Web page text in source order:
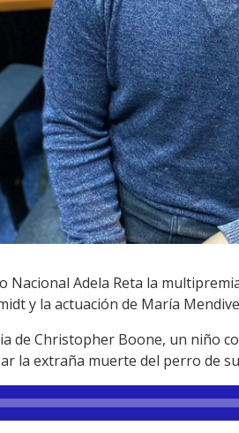
Adela Reta la
y la actuación de María
de Christopher Boone, un niño
la extraña muerte del perro de